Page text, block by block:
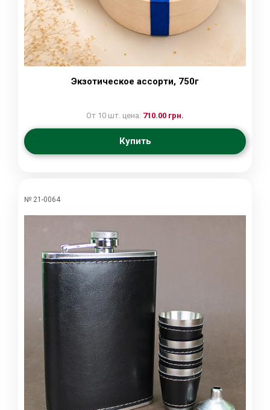
Экзотическое ассорти, 750г
От 10 шт. цена: 710.00 грн.
Купить
№ 21-0064